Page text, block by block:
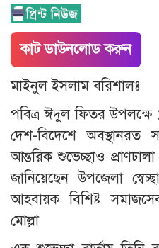
কাট ডাউনলোড করুন
মাইনুল ইসলাম বরিশালঃ
পবিত্র ঈদুল ফিতর উপলক্ষে
দেশ-বিদেশে অবস্থানরত
আন্তরিক শুভেচ্ছাও
জানিয়েছেন উপজেলা
আহবায়ক বিশিষ্ট
মোল্লা